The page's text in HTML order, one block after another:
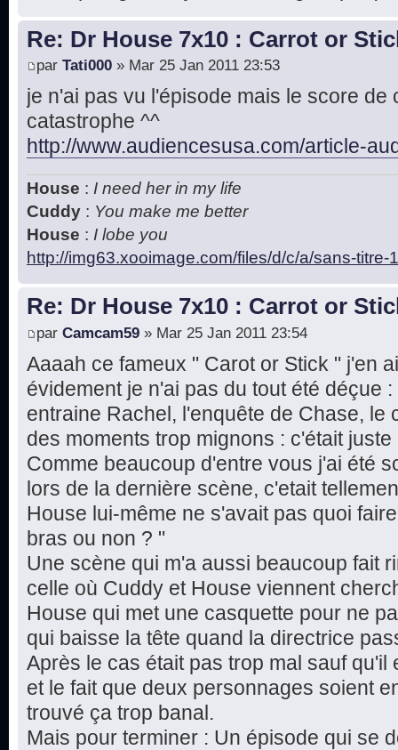
Re: Dr House 7x10 : Carrot or
par Tati000 » Mar 25 Jan 2011 23:53
je n'ai pas vu l'épisode mais le score de
catastrophe ^^
http://www.audiencesusa.com/article-
House : I need her in my life
Cuddy : You make me better
House : I lobe you
http://img63.xooimage.com/files/d/c/a/sans-titre-
Re: Dr House 7x10 : Carrot or
par Camcam59 » Mar 25 Jan 2011 23:54
Aaaah ce fameux " Carot or Stick " j'en
évidement je n'ai pas du tout été déçue
entraine Rachel, l'enquête de Chase, le
des moments trop mignons : c'était
Comme beaucoup d'entre vous j'ai été
lors de la dernière scène, c'etait
House lui-même ne s'avait pas quoi
bras ou non ? "
Une scène qui m'a aussi beaucoup fait
celle où Cuddy et House viennent
House qui met une casquette pour ne
qui baisse la tête quand la directrice
Après le cas était pas trop mal sauf qu'il
et le fait que deux personnages soient
trouvé ça trop banal.
Mais pour terminer : Un épisode qui se